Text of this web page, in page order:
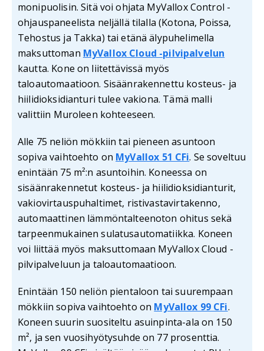
monipuolisin. Sitä voi ohjata MyVallox Control -
ohjauspaneelista neljällä tilalla (Kotona, Poissa,
Tehostus ja Takka) tai etänä älypuhelimella
maksuttoman MyVallox Cloud -pilvipalvelun
kautta. Kone on liitettävissä myös
taloautomaatioon. Sisäänrakennettu kosteus- ja
hiilidioksidianturi tulee vakiona. Tämä malli
valittiin Muroleen kohteeseen.
Alle 75 neliön mökkiin tai pieneen asuntoon
sopiva vaihtoehto on MyVallox 51 CFi. Se soveltuu
enintään 75 m²:n asuntoihin. Koneessa on
sisäänrakennetut kosteus- ja hiilidioksidianturit,
vakiovirtauspuhaltimet, ristivastavirtakenno,
automaattinen lämmöntalteenoton ohitus sekä
tarpeenmukainen sulatusautomatiikka. Koneen
voi liittää myös maksuttomaan MyVallox Cloud -
pilvipalveluun ja taloautomaatioon.
Enintään 150 neliön pientaloon tai suurempaan
mökkiin sopiva vaihtoehto on MyVallox 99 CFi.
Koneen suurin suositeltu asuinpinta-ala on 150
m², ja sen vuosihyötysuhde on 77 prosenttia.